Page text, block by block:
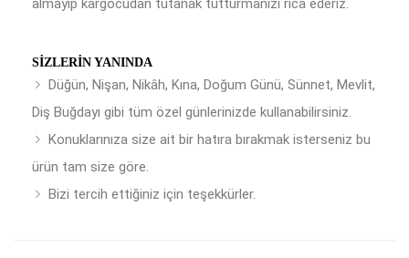
almayıp kargocudan tutanak tutturmanızı rica ederiz.
SIZLERIN YANINDA
Düğün, Nişan, Nikâh, Kına, Doğum Günü, Sünnet, Mevlit,
Diş Buğdayı gibi tüm özel günlerinizde kullanabilirsiniz.
Konuklarınıza size ait bir hatıra bırakmak isterseniz bu
ürün tam size göre.
Bizi tercih ettiğiniz için teşekkürler.